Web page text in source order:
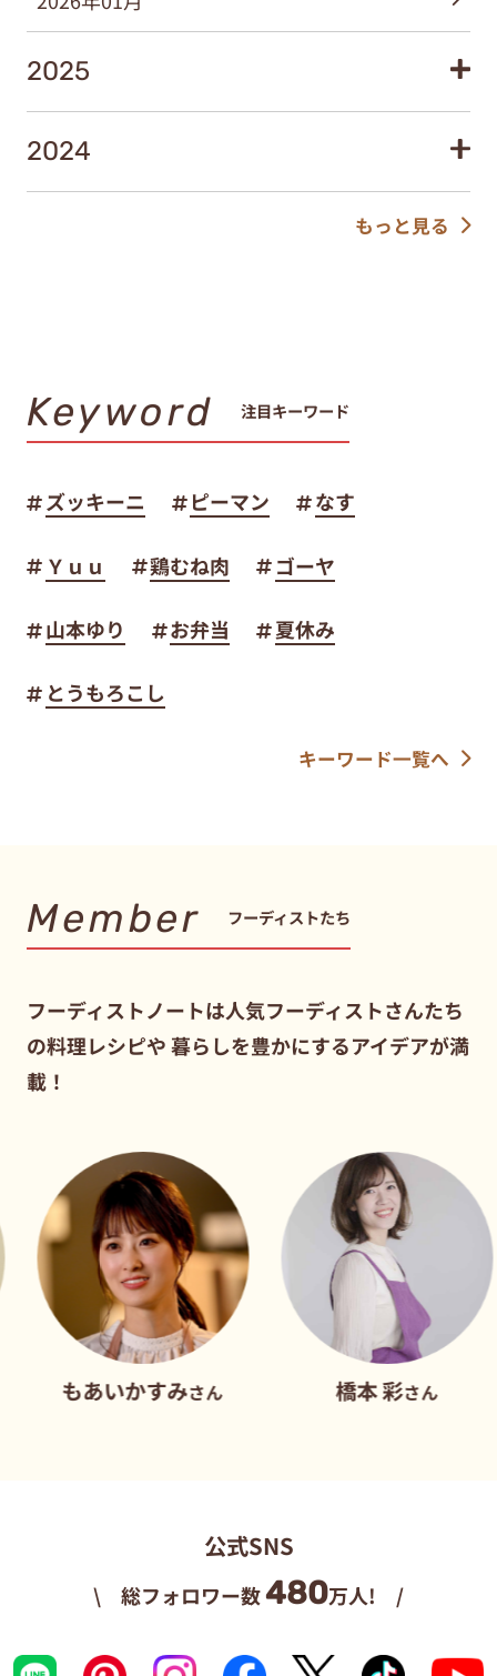
2025
2024
もっと見る
Keyword 注目キーワード
ズッキーニ ピーマン なす
Ｙｕｕ 鶏むね肉 ゴーヤ
山本ゆり お弁当 夏休み
とうもろこし
キーワード一覧へ
Member フーディストたち
フーディストノートは人気フーディストさんたち
の料理レシピや暮らしを豊かにするアイデアが満
載！
もあいかすみさん 橋本 彩さん
公式SNS
\ 総フォロワー数480万人! /